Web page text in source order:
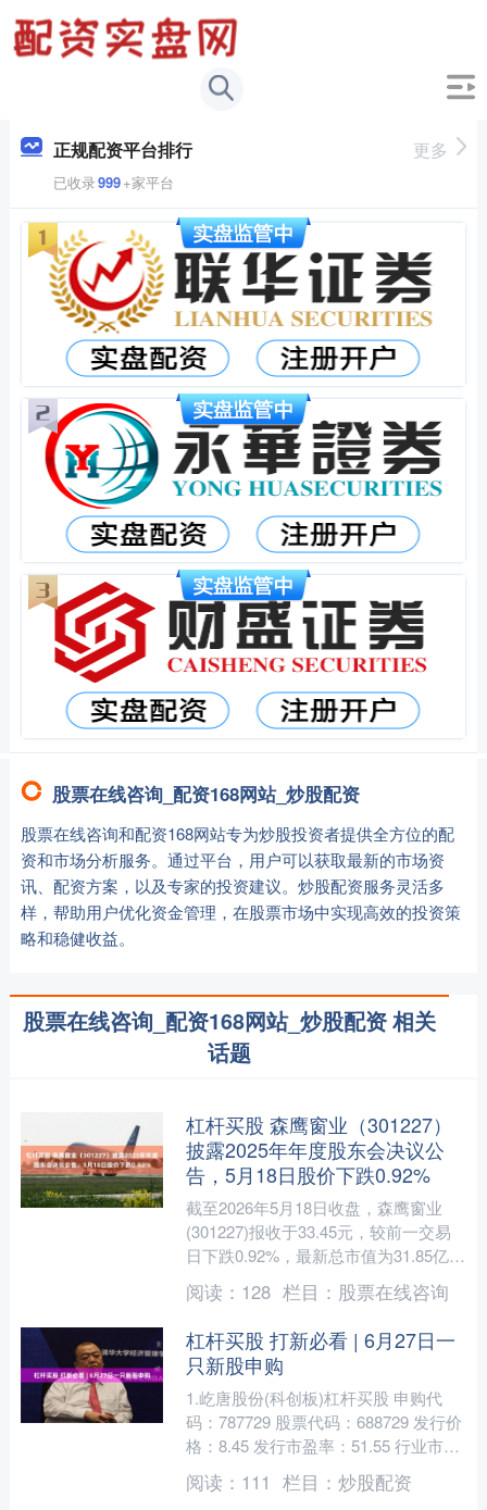
正规配资平台排行
已收录999+家平台
更多
股票在线咨询_配资168网站_炒股配资
股票在线咨询和配资168网站专为炒股投资者提供全方位的配
资和市场分析服务。通过平台，用户可以获取最新的市场资
讯、配资方案，以及专家的投资建议。炒股配资服务灵活多
样，帮助用户优化资金管理，在股票市场中实现高效的投资策
略和稳健收益。
股票在线咨询_配资168网站_炒股配资 相关
话题
杠杆买股 森鹰窗业（301227）
披露2025年年度股东会决议公
告，5月18日股价下跌0.92%
截至2026年5月18日收盘，森鹰窗业
(301227)报收于33.45元，较前一交易
日下跌0.92%，最新总市值为31.85亿
元。该股当日开盘33.75元，最高....
阅读： 128 栏目： 股票在线咨询
杠杆买股 打新必看 | 6月27日一
只新股申购
1.屹唐股份(科创板)杠杆买股 申购代
码：787729 股票代码：688729 发行价
格：8.45 发行市盈率：51.55 行业市盈
率：29.44 发行规模：2....
阅读： 111 栏目： 炒股配资